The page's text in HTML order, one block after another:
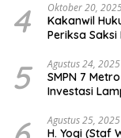
4 Oktober 20,
Kakanwil
Periksa
5 Agustus 24, 2025
SMPN 7
Investasi
Agustus 25, 2025
H. Yogi (Staf